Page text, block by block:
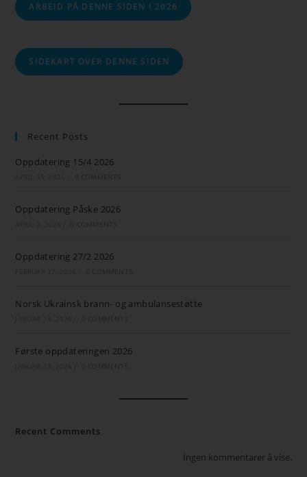
ARBEID PÅ DENNE SIDEN I 2026
SIDEKART OVER DENNE SIDEN
Recent Posts
Oppdatering 15/4 2026
Oppdatering Påske 2026
Oppdatering 27/2 2026
Norsk Ukrainsk brann- og ambulansestøtte
Første oppdateringen 2026
Recent Comments
Ingen kommentarer å vise.